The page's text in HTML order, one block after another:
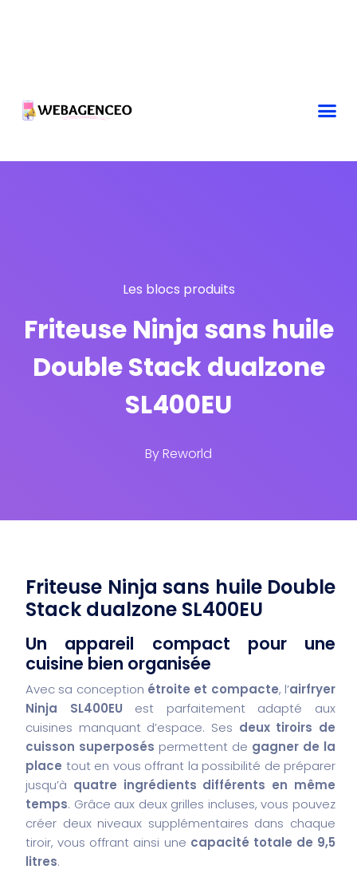
Les blocs produits
Friteuse Ninja sans huile
Double Stack dualzone
SL400EU
ByReworld
Friteuse Ninja sans huile Double
Stack dualzone SL400EU
Un appareil compact pour une
cuisine bien organisée
Avec sa conception étroite et compacte, l’airfryer
Ninja SL400EU est parfaitement adapté aux
cuisines manquant d’espace. Ses deux tiroirs de
cuisson superposés permettent de gagner de la
place tout en vous offrant la possibilité de préparer
jusqu’à quatre ingrédients différents en même
temps. Grâce aux deux grilles incluses, vous pouvez
créer deux niveaux supplémentaires dans chaque
tiroir, vous offrant ainsi une capacité totale de 9,5
litres.